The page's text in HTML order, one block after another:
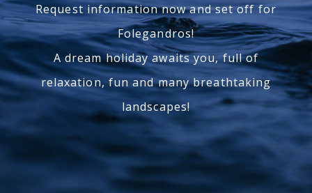
Request information now and set off for
Folegandros!
A dream holiday awaits you, full of
relaxation, fun and many breathtaking
landscapes!